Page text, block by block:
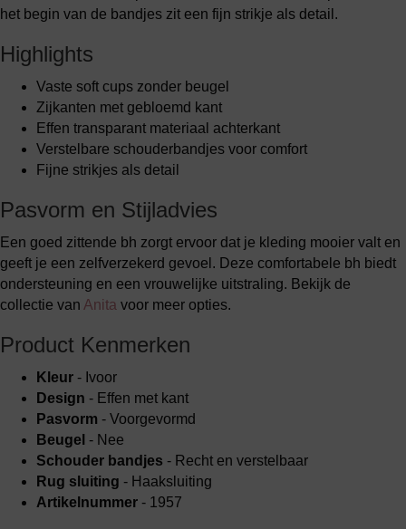
het begin van de bandjes zit een fijn strikje als detail.
Highlights
Vaste soft cups zonder beugel
Zijkanten met gebloemd kant
Effen transparant materiaal achterkant
Verstelbare schouderbandjes voor comfort
Fijne strikjes als detail
Pasvorm en Stijladvies
Een goed zittende bh zorgt ervoor dat je kleding mooier valt en
geeft je een zelfverzekerd gevoel. Deze comfortabele bh biedt
ondersteuning en een vrouwelijke uitstraling. Bekijk de
collectie van Anita voor meer opties.
Product Kenmerken
Kleur - Ivoor
Design - Effen met kant
Pasvorm - Voorgevormd
Beugel - Nee
Schouder bandjes - Recht en verstelbaar
Rug sluiting - Haaksluiting
Artikelnummer - 1957